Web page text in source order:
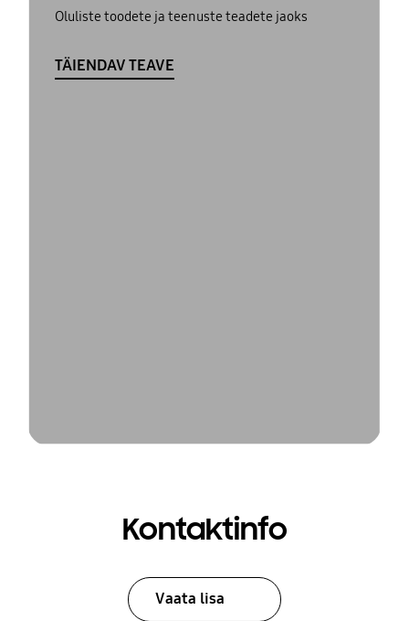
Oluliste toodete ja teenuste teadete jaoks
TÄIENDAV TEAVE
Kontaktinfo
Vaata lisa